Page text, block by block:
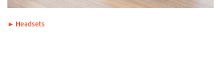
► Headsets